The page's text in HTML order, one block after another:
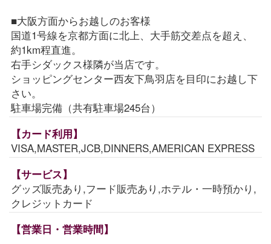
■大阪方面からお越しのお客様
国道1号線を京都方面に北上、大手筋交差点を超え、
約1km程直進。
右手シダックス様隣が当店です。
ショッピングセンター西友下鳥羽店を目印にお越し下
さい。
駐車場完備（共有駐車場245台）
【カード利用】
VISA,MASTER,JCB,DINNERS,AMERICAN EXPRESS
【サービス】
グッズ販売あり,フード販売あり,ホテル・一時預かり,
クレジットカード
【営業日・営業時間】